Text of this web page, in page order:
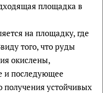
площадка в
на площадку, где
того, что руды
окислены,
и последующее
устойчивых